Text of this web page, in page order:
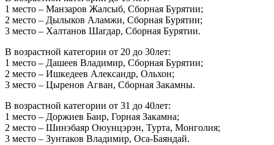
1 место – Манзаров Жалсыб, Сборная Бурятии;
2 место – Дылыков Аламжи, Сборная Бурятии;
3 место – Халтанов Шагдар, Сборная Бурятии.
В возрастной категории от 20 до 30лет:
1 место – Дашеев Владимир, Сборная Бурятии;
2 место – Ишкедеев Александр, Ольхон;
3 место – Цыренов Агван, Сборная Закамны.
В возрастной категории от 31 до 40лет:
1 место – Доржиев Баир, Горная Закамна;
2 место – Шинэбаяр Оюунцэрэн, Турта, Монголия;
3 место – Зунтаков Владимир, Оса-Баяндай.